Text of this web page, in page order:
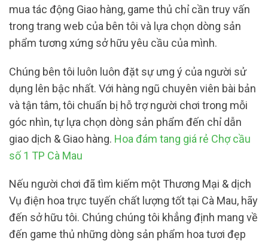
mua tác động Giao hàng, game thủ chỉ cần truy vấn
trong trang web của bên tôi và lựa chọn dòng sản
phẩm tương xứng sở hữu yêu cầu của mình.
Chúng bên tôi luôn luôn đặt sự ưng ý của người sử
dụng lên bậc nhất. Với hàng ngũ chuyên viên bài bản
và tận tâm, tôi chuẩn bị hỗ trợ người chơi trong mỗi
góc nhìn, tự lựa chọn dòng sản phẩm đến chỉ dẫn
giao dịch & Giao hàng. Hoa đám tang giá rẻ Chợ cầu
số 1 TP Cà Mau
Nếu người chơi đã tìm kiếm một Thương Mại & dịch
Vụ điện hoa trực tuyến chất lượng tốt tại Cà Mau, hãy
đến sở hữu tôi. Chúng chúng tôi khẳng định mang về
đến game thủ những dòng sản phẩm hoa tươi đẹp